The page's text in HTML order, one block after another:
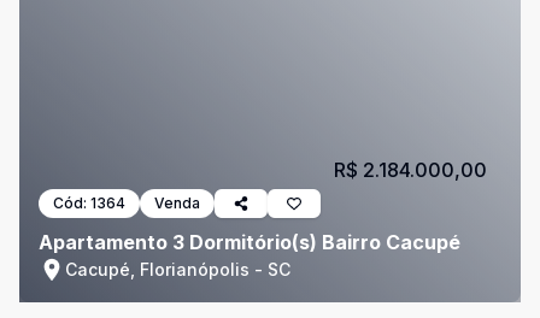
Cód: 1364 Venda
Apartamento 3 Dormitório(s) Bairro Cacupé
Cacupé, Florianópolis - SC
R$ 2.184.000,00